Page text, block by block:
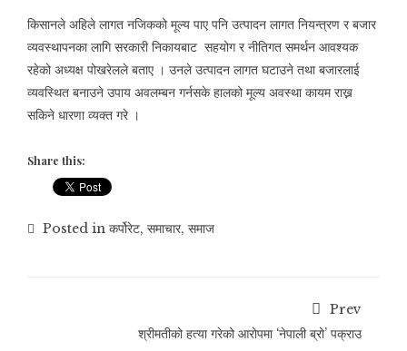
किसानले अहिले लागत नजिकको मूल्य पाए पनि उत्पादन लागत नियन्त्रण र बजार
व्यवस्थापनका लागि सरकारी निकायबाट सहयोग र नीतिगत समर्थन आवश्यक
रहेको अध्यक्ष पोखरेलले बताए । उनले उत्पादन लागत घटाउने तथा बजारलाई
व्यवस्थित बनाउने उपाय अवलम्बन गर्नसके हालको मूल्य अवस्था कायम राख्न
सकिने धारणा व्यक्त गरे ।
Share this:
Posted in कर्पोरेट, समाचार, समाज
Prev
श्रीमतीको हत्या गरेको आरोपमा ‘नेपाली ब्रो’ पक्राउ